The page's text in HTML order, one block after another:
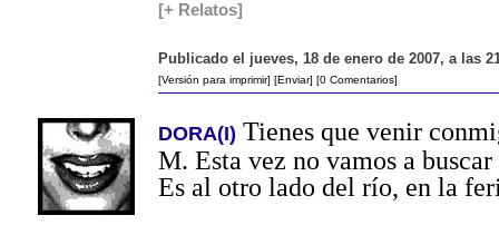
[+ Relatos]
Publicado el jueves, 18 de enero de 2007, a las
[Versión para imprimir] [Enviar] [0 Comentarios]
DORA(I) Tienes que venir
M. Esta vez no vamos a buscar
Es al otro lado del río, en la